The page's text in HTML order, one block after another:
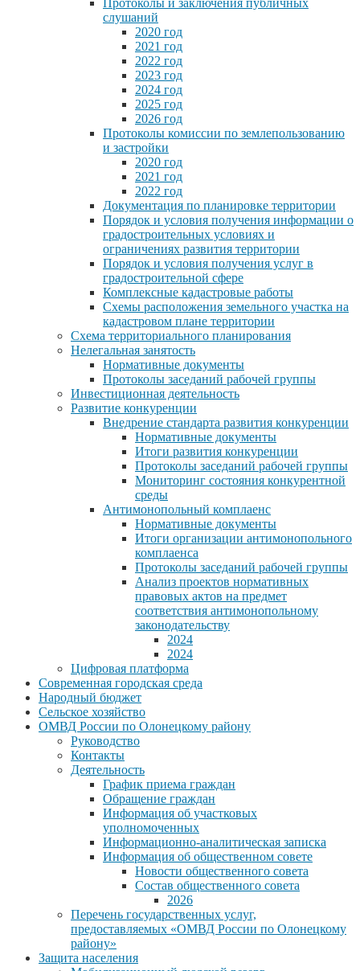
слушаний
2020 год
2021 год
2022 год
2023 год
2024 год
2025 год
2026 год
Протоколы комиссии по землепользованию
и застройки
2020 год
2021 год
2022 год
Документация по планировке территории
Порядок и условия получения информации о
градостроительных условиях и
ограничениях развития территории
Порядок и условия получения услуг в
градостроительной сфере
Комплексные кадастровые работы
Схемы расположения земельного участка на
кадастровом плане территории
Схема территориального планирования
Нелегальная занятость
Нормативные документы
Протоколы заседаний рабочей группы
Инвестиционная деятельность
Развитие конкуренции
Внедрение стандарта развития конкуренции
Нормативные документы
Итоги развития конкуренции
Протоколы заседаний рабочей группы
Мониторинг состояния конкурентной
среды
Антимонопольный комплаенс
Нормативные документы
Итоги организации антимонопольного
комплаенса
Протоколы заседаний рабочей группы
Анализ проектов нормативных
правовых актов на предмет
соответствия антимонопольному
законодательству
2024
2024
Цифровая платформа
Современная городская среда
Народный бюджет
Сельское хозяйство
ОМВД России по Олонецкому району
Руководство
Контакты
Деятельность
График приема граждан
Обращение граждан
Информация об участковых
уполномоченных
Информационно-аналитическая записка
Информация об общественном совете
Новости общественного совета
Состав общественного совета
2026
Перечень государственных услуг,
предоставляемых «ОМВД России по Олонецкому
району»
Защита населения